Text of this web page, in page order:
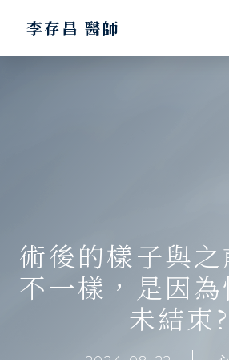
李存昌 醫師
術後的樣子與
不一樣，是因
未結束?